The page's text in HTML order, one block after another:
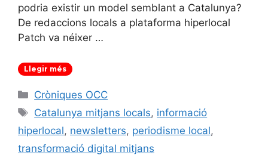
podria existir un model semblant a Catalunya?
De redaccions locals a plataforma hiperlocal
Patch va néixer …
Llegir més
Categories
Cròniques OCC
Etiquetes
Catalunya mitjans locals, informació
hiperlocal, newsletters, periodisme local,
transformació digital mitjans